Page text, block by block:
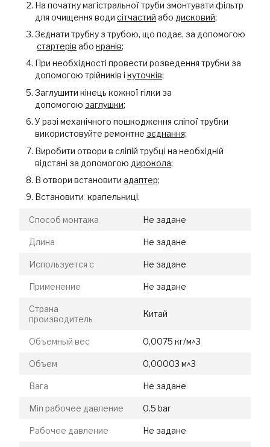
На початку магістральної труби змонтувати фільтр
для очищення води сітчастий або дисковий;
Зєднати трубку з трубою, що подає, за допомогою
стартерів або кранів;
При необхідності провести розведення трубки за
допомогою трійників і куточків;
Заглушити кінець кожної гілки за
допомогою заглушки;
У разі механічного пошкодження сліпої трубки
використовуйте ремонтне зєднання;
Виробити отвори в сліпій трубці на необхідній
відстані за допомогою дирокола;
В отвори встановити адаптер;
Встановити крапельниці.
Способ монтажа Не задане
Длина Не задане
Используется с Не задане
Применение Не задане
Страна
производитель
Китай
Объемный вес 0,0075 кг/м^3
Объем 0,00003 м^3
Вага Не задане
Min рабочее давление 0.5 bar
Рабочее давление Не задане